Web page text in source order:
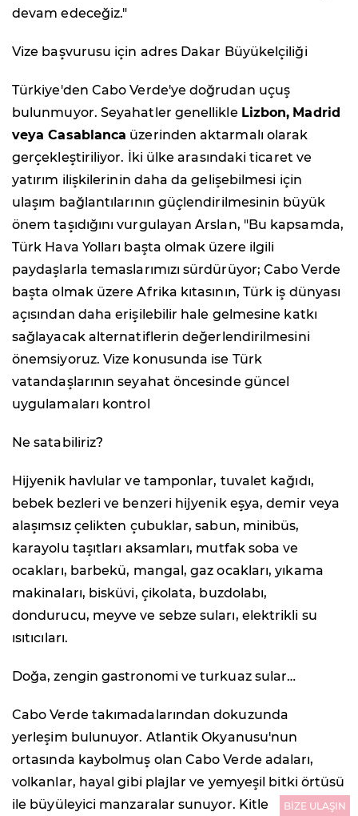
devam edeceğiz."
Vize başvurusu için adres Dakar Büyükelçiliği
Türkiye'den Cabo Verde'ye doğrudan uçuş
bulunmuyor. Seyahatler genellikle Lizbon, Madrid
veya Casablanca üzerinden aktarmalı olarak
gerçekleştiriliyor. İki ülke arasındaki ticaret ve
yatırım ilişkilerinin daha da gelişebilmesi için
ulaşım bağlantılarının güçlendirilmesinin büyük
önem taşıdığını vurgulayan Arslan, "Bu kapsamda,
Türk Hava Yolları başta olmak üzere ilgili
paydaşlarla temaslarımızı sürdürüyor; Cabo Verde
başta olmak üzere Afrika kıtasının, Türk iş dünyası
açısından daha erişilebilir hale gelmesine katkı
sağlayacak alternatiflerin değerlendirilmesini
önemsiyoruz. Vize konusunda ise Türk
vatandaşlarının seyahat öncesinde güncel
uygulamaları kontrol
Ne satabiliriz?
Hijyenik havlular ve tamponlar, tuvalet kağıdı,
bebek bezleri ve benzeri hijyenik eşya, demir veya
alaşımsız çelikten çubuklar, sabun, minibüs,
karayolu taşıtları aksamları, mutfak soba ve
ocakları, barbekü, mangal, gaz ocakları, yıkama
makinaları, bisküvi, çikolata, buzdolabı,
dondurucu, meyve ve sebze suları, elektrikli su
ısıtıcıları.
Doğa, zengin gastronomi ve turkuaz sular…
Cabo Verde takımadalarından dokuzunda
yerleşim bulunuyor. Atlantik Okyanusu'nun
ortasında kaybolmuş olan Cabo Verde adaları,
volkanlar, hayal gibi plajlar ve yemyeşil bitki örtüsü
ile büyüleyici manzaralar sunuyor. Kitle
BİZE ULAŞIN